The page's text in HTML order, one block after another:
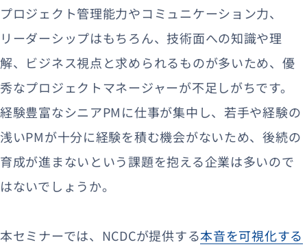
プロジェクト管理能力やコミュニケーション力、
リーダーシップはもちろん、技術面への知識や理
解、ビジネス視点と求められるものが多いため、優
秀なプロジェクトマネージャーが不足しがちです。
経験豊富なシニアPMに仕事が集中し、若手や経験の
浅いPMが十分に経験を積む機会がないため、後続の
育成が進まないという課題を抱える企業は多いので
はないでしょうか。
本セミナーでは、NCDCが提供する本音を可視化する